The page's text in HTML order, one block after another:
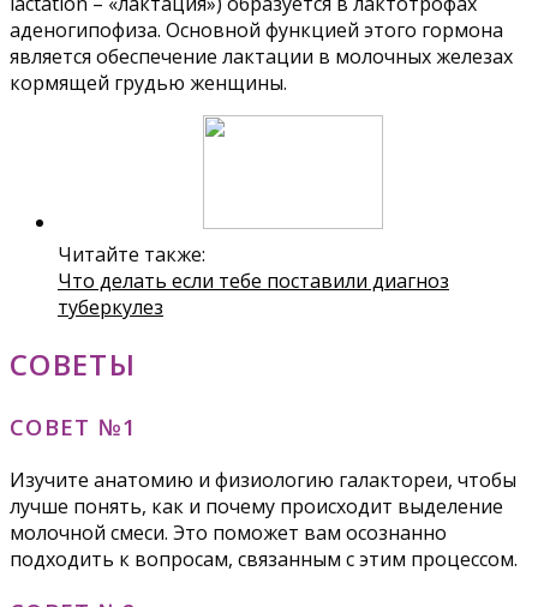
аденогипофиза. Основной функцией этого гормона
является обеспечение лактации в молочных железах
кормящей грудью женщины.
Читайте также:
Что делать если тебе поставили диагноз
туберкулез
СОВЕТЫ
СОВЕТ №1
Изучите анатомию и физиологию галактореи, чтобы
лучше понять, как и почему происходит выделение
молочной смеси. Это поможет вам осознанно
подходить к вопросам, связанным с этим процессом.